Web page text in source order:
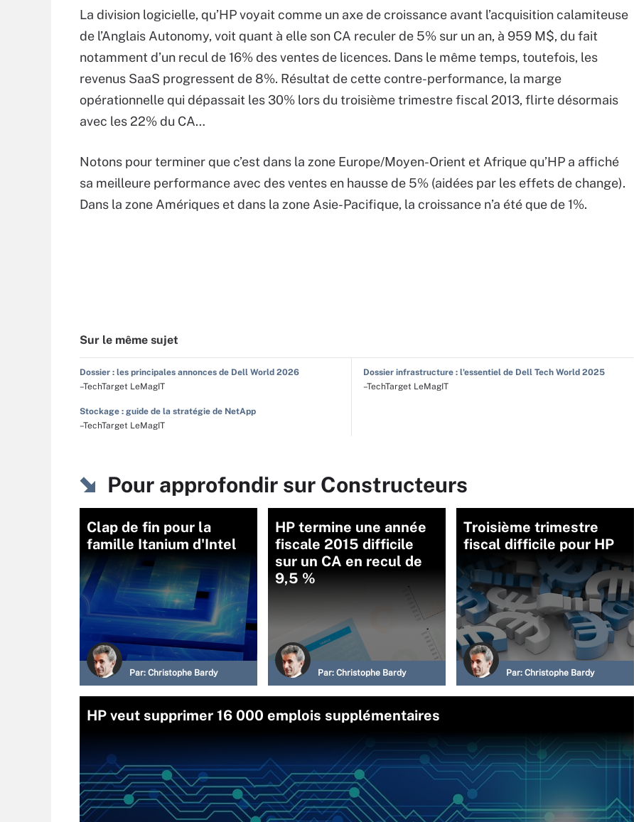
La division logicielle, qu’HP voyait comme un axe de croissance avant l’acquisition calamiteuse
de l’Anglais Autonomy, voit quant à elle son CA reculer de 5% sur un an, à 959 M$, du fait
notamment d’un recul de 16% des ventes de licences. Dans le même temps, toutefois, les
revenus SaaS progressent de 8%. Résultat de cette contre-performance, la marge
opérationnelle qui dépassait les 30% lors du troisième trimestre fiscal 2013, flirte désormais
avec les 22% du CA…
Notons pour terminer que c’est dans la zone Europe/Moyen-Orient et Afrique qu’HP a affiché
sa meilleure performance avec des ventes en hausse de 5% (aidées par les effets de change).
Dans la zone Amériques et dans la zone Asie-Pacifique, la croissance n’a été que de 1%.
Sur le même sujet
Dossier : les principales annonces de Dell World 2026
–TechTarget LeMagIT
Dossier infrastructure : l'essentiel de Dell Tech World 2025
–TechTarget LeMagIT
Stockage : guide de la stratégie de NetApp
–TechTarget LeMagIT
Pour approfondir sur Constructeurs
Clap de fin pour la
famille Itanium d'Intel
Par: Christophe Bardy
HP termine une année
fiscale 2015 difficile
sur un CA en recul de
9,5 %
Par: Christophe Bardy
Troisième trimestre
fiscal difficile pour HP
Par: Christophe Bardy
HP veut supprimer 16 000 emplois supplémentaires